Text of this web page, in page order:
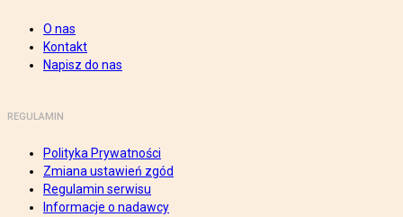
O nas
Kontakt
Napisz do nas
REGULAMIN
Polityka Prywatności
Zmiana ustawień zgód
Regulamin serwisu
Informacje o nadawcy